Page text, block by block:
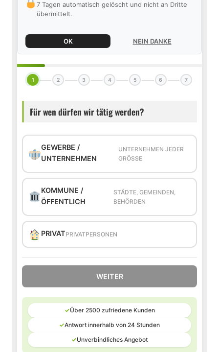
7 Tagen automatisch gelöscht und nicht an Dritte
übermittelt.
OK NEIN DANKE
1 2 3 4 5 6 7
Für wen dürfen wir tätig werden?
GEWERBE /
UNTERNEHMEN
UNTERNEHMEN JEDER
GRÖSSE
KOMMUNE /
ÖFFENTLICH
STÄDTE, GEMEINDEN,
BEHÖRDEN
PRIVATPRIVATPERSONEN
WEITER
✓Über 2500 zufriedene Kunden
✓Antwort innerhalb von 24 Stunden
✓Unverbindliches Angebot